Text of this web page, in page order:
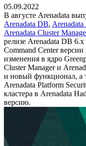
05.09.2022
В августе Arenadata
Arenadata DB,
Arenadata Cluster
релизе Arenadata DB
Command Center
изменения в ядро
Cluster Manager и
и новый функционал, а
Arenadata Platform
кластера в Arenadata
версию.